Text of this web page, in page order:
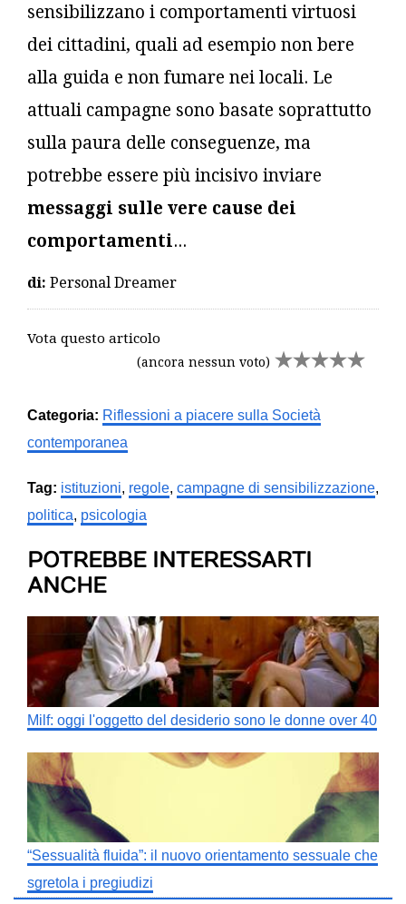
sensibilizzano i comportamenti virtuosi
dei cittadini, quali ad esempio non bere
alla guida e non fumare nei locali. Le
attuali campagne sono basate soprattutto
sulla paura delle conseguenze, ma
potrebbe essere più incisivo inviare
messaggi sulle vere cause dei
comportamenti...
di: Personal Dreamer
Vota questo articolo
(ancora nessun voto)
Categoria: Riflessioni a piacere sulla Società
contemporanea
Tag: istituzioni, regole, campagne di sensibilizzazione,
politica, psicologia
POTREBBE INTERESSARTI
ANCHE
Milf: oggi l'oggetto del desiderio sono le donne over 40
“Sessualità fluida”: il nuovo orientamento sessuale che
sgretola i pregiudizi